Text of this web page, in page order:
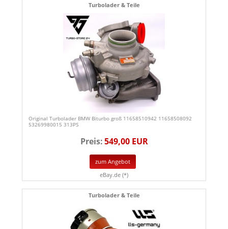
Turbolader & Teile
Original Turbolader BMW Biturbo groß 11658510942 11658508092
53269980015 313PS
Preis:549,00 EUR
zum Angebot
eBay.de (*)
Turbolader & Teile